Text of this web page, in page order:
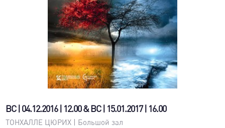
ВС | 04.12.2016 | 12.00 & ВС | 15.01.2017 | 16.00
ТОНХАЛЛЕ ЦЮРИХ | Большой зал